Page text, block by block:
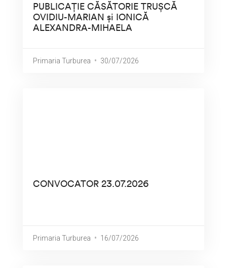
PUBLICAȚIE CĂSĂTORIE TRUȘCĂ
OVIDIU-MARIAN și IONICĂ
ALEXANDRA-MIHAELA
Primaria Turburea 30/07/2026
CONVOCATOR 23.07.2026
Primaria Turburea 16/07/2026